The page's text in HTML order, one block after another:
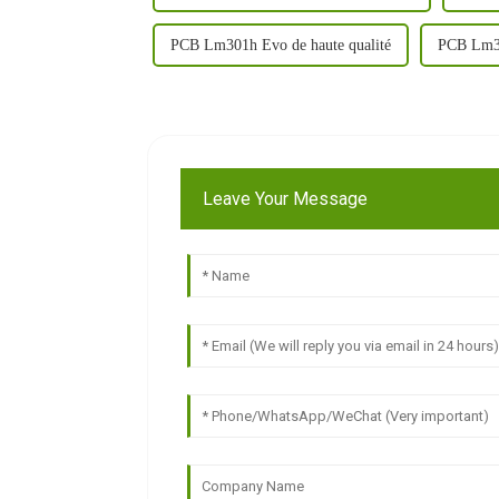
PCB Lm301h Evo de haute qualité PCB
Leave Your Message